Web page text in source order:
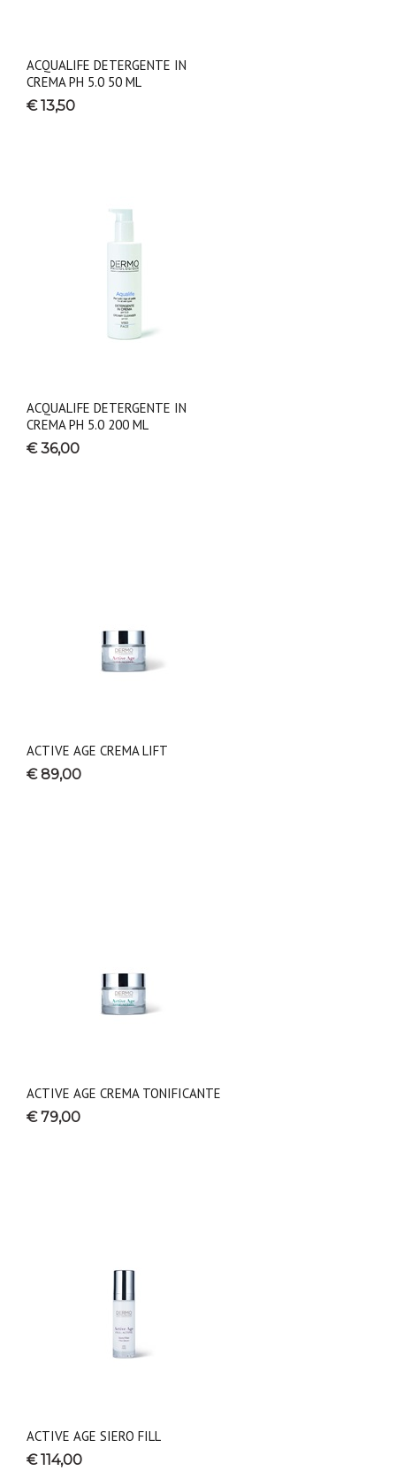
ACQUALIFE DETERGENTE IN
CREMA PH 5.0 50 ML
€ 13,50
ACQUALIFE DETERGENTE IN
CREMA PH 5.0 200 ML
€ 36,00
ACTIVE AGE CREMA LIFT
€ 89,00
ACTIVE AGE CREMA TONIFICANTE
€ 79,00
ACTIVE AGE SIERO FILL
€ 114,00